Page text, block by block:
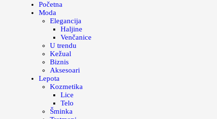
Početna
Moda
Elegancija
Haljine
Venčanice
U trendu
Kežual
Biznis
Aksesoari
Lepota
Kozmetika
Lice
Telo
Šminka
Kuhinja
Magazin